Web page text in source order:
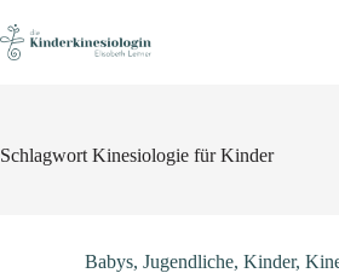
to
content
Schlagwort Kinesiologie für Kinder
Babys, Jugendliche, Kinder,